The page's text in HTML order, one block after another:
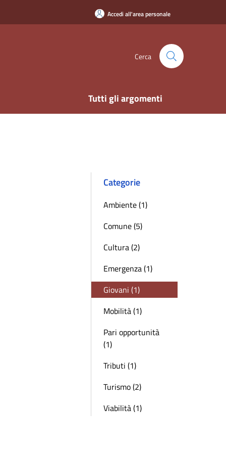
Accedi all'area personale
Cerca
Tutti gli argomenti
Categorie
Ambiente (1)
Comune (5)
Cultura (2)
Emergenza (1)
Giovani (1)
Mobilità (1)
Pari opportunità
(1)
Tributi (1)
Turismo (2)
Viabilità (1)